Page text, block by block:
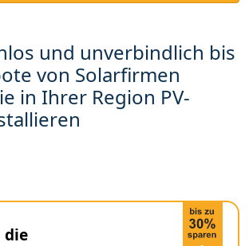
und unverbindlich bis
von Solarfirmen
in Ihrer Region PV-
die